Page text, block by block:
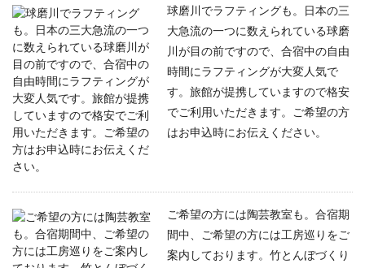
球磨川でラフティングも。日本の三
大急流の一つに数えられている球磨
川が目の前ですので、合宿中の自由
時間にラフティングが大変人気で
す。旅館が提携していますので格安
でご利用いただきます。ご希望の方
はお申込時にお伝えください。
ご希望の方には陶芸教室も。合宿期
間中、ご希望の方には工房巡りをご
案内しております。竹とんぼづくり